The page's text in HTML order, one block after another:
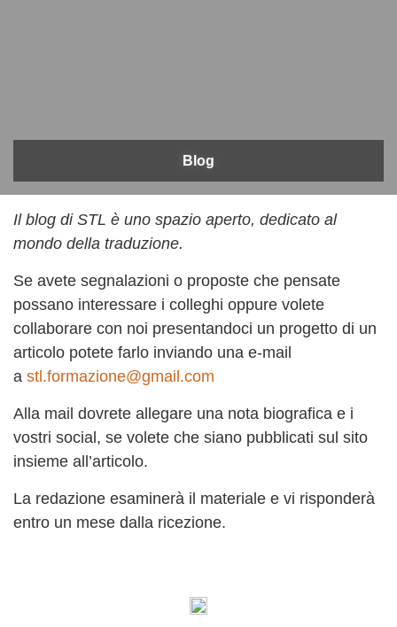
Blog
Il blog di STL è uno spazio aperto, dedicato al
mondo della traduzione.
Se avete segnalazioni o proposte che pensate
possano interessare i colleghi oppure volete
collaborare con noi presentandoci un progetto di un
articolo potete farlo inviando una e-mail
a stl.formazione@gmail.com
Alla mail dovrete allegare una nota biografica e i
vostri social, se volete che siano pubblicati sul sito
insieme all’articolo.
La redazione esaminerà il materiale e vi risponderà
entro un mese dalla ricezione.